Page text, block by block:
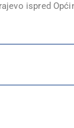
ispred